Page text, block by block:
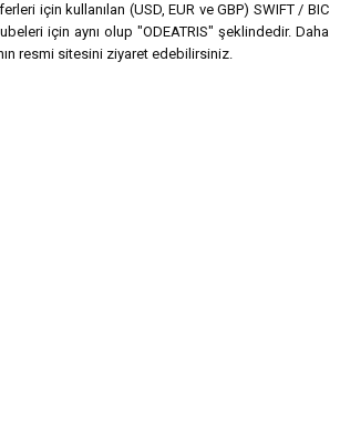
için kullanılan (USD, EUR ve GBP) SWIFT / BIC
için aynı olup "ODEATRIS" şeklindedir. Daha
resmi sitesini ziyaret edebilirsiniz.